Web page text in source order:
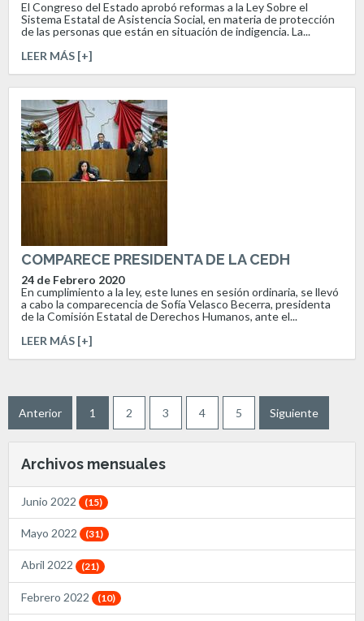
El Congreso del Estado aprobó reformas a la Ley Sobre el
Sistema Estatal de Asistencia Social, en materia de protección
de las personas que están en situación de indigencia. La...
LEER MÁS [+]
COMPARECE PRESIDENTA DE LA CEDH
24 de Febrero 2020
En cumplimiento a la ley, este lunes en sesión ordinaria, se llevó
a cabo la comparecencia de Sofía Velasco Becerra, presidenta
de la Comisión Estatal de Derechos Humanos, ante el...
LEER MÁS [+]
Anterior 1 2 3 4 5 Siguiente
Archivos mensuales
Junio 2022 (15)
Mayo 2022 (31)
Abril 2022 (21)
Febrero 2022 (10)